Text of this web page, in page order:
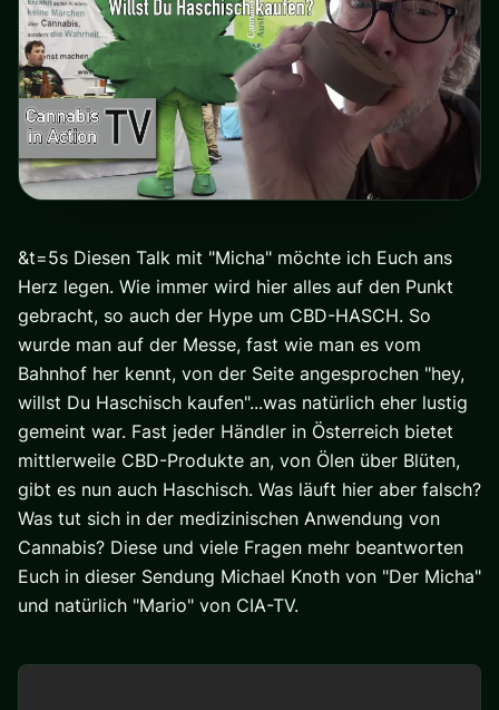
&t=5s Diesen Talk mit "Micha" möchte ich Euch ans
Herz legen. Wie immer wird hier alles auf den Punkt
gebracht, so auch der Hype um CBD-HASCH. So
wurde man auf der Messe, fast wie man es vom
Bahnhof her kennt, von der Seite angesprochen "hey,
willst Du Haschisch kaufen"...was natürlich eher lustig
gemeint war. Fast jeder Händler in Österreich bietet
mittlerweile CBD-Produkte an, von Ölen über Blüten,
gibt es nun auch Haschisch. Was läuft hier aber falsch?
Was tut sich in der medizinischen Anwendung von
Cannabis? Diese und viele Fragen mehr beantworten
Euch in dieser Sendung Michael Knoth von "Der Micha"
und natürlich "Mario" von CIA-TV.